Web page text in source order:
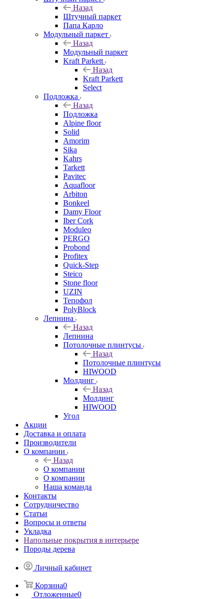
Назад
Штучный паркет
Папа Карло
Модульный паркет
Назад
Модульный паркет
Kraft Parkett
Назад
Kraft Parkett
Select
Подложка
Назад
Подложка
Alpine floor
Solid
Amorim
Sika
Kahrs
Tarkett
Pavitec
Aquafloor
Arbiton
Bonkeel
Damy Floor
Iber Cork
Moduleo
PERGO
Probond
Profitex
Quick-Step
Steico
Stone floor
UZIN
Тепофол
PolyBlock
Лепнина
Назад
Лепнина
Потолочные плинтусы
Назад
Потолочные плинтусы
HIWOOD
Молдинг
Назад
Молдинг
HIWOOD
Угол
Акции
Доставка и оплата
Производители
О компании
Назад
О компании
О компании
Наша команда
Контакты
Сотрудничество
Статьи
Вопросы и ответы
Укладка
Напольные покрытия в интерьере
Породы дерева
Личный кабинет
Корзина0
Отложенные0